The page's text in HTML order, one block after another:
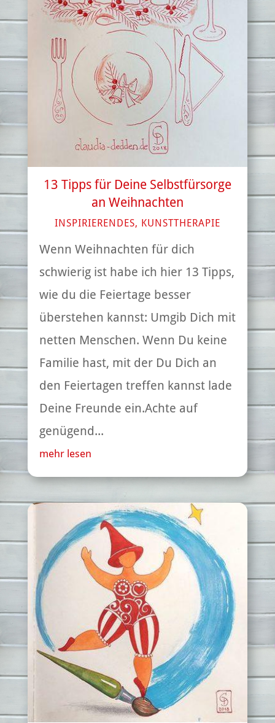
13 Tipps für Deine Selbstfürsorge
an Weihnachten
INSPIRIERENDES, KUNSTTHERAPIE
Wenn Weihnachten für dich
schwierig ist habe ich hier 13 Tipps,
wie du die Feiertage besser
überstehen kannst: Umgib Dich mit
netten Menschen. Wenn Du keine
Familie hast, mit der Du Dich an
den Feiertagen treffen kannst lade
Deine Freunde ein.Achte auf
genügend...
mehr lesen